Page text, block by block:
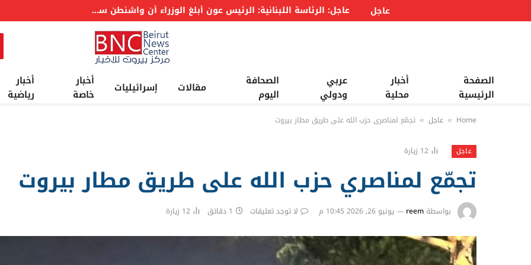
عاجل عاجل: الرئاسة اللبنانية: الرئيس عون أبلغ الوزراء أن واشنطن ستعمل على معالجة وقف إطلاق النار والمناطق التجريبية
الصفحة
الرئيسية
أخبار
محلية
عربي
ودولي
الصحافة
اليوم
مقالات إسرائيليات
أخبار
خاصة
أخبار
رياضية
Home
» عاجل » تجمّع لمناصري حزب الله على طريق مطار بيروت
عاجل 12 زيارة
تجمّع لمناصري حزب الله على طريق مطار بيروت
بواسطة reem يونيو 26, 2026 10:45 م لا توجد تعليقات 1 دقائق 12 زيارة